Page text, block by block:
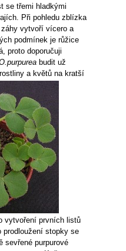
se třemi hladkými
Při pohledu zblízka
vytvoří vícero a
podmínek je růžice
proto doporučuji
budit už
a květů na kratší
vytvoření prvních listů
prodloužení stopky se
sevřené purpurové